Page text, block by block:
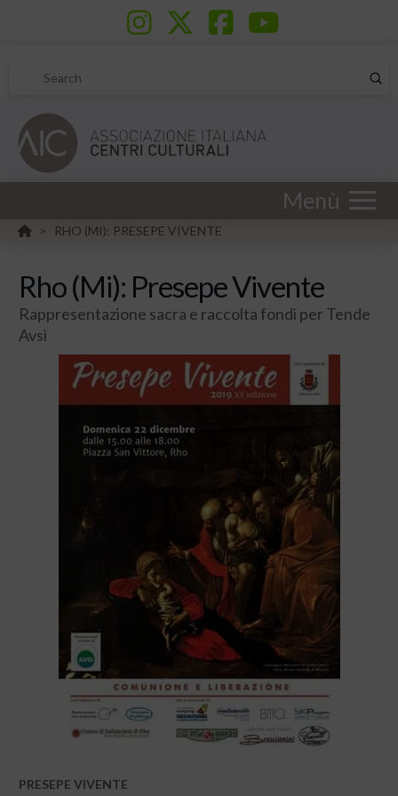
Search
Menù
HOME
> RHO (MI): PRESEPE VIVENTE
Rho (Mi): Presepe Vivente
Rappresentazione sacra e raccolta fondi per Tende
Avsi
PRESEPE VIVENTE